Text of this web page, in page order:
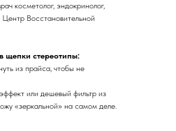
косметолог, эндокринолог,
Центр Восстановительной
щепки стереотипы:
из прайса, чтобы не
или дешевый фильтр из
«зеркальной» на самом деле.